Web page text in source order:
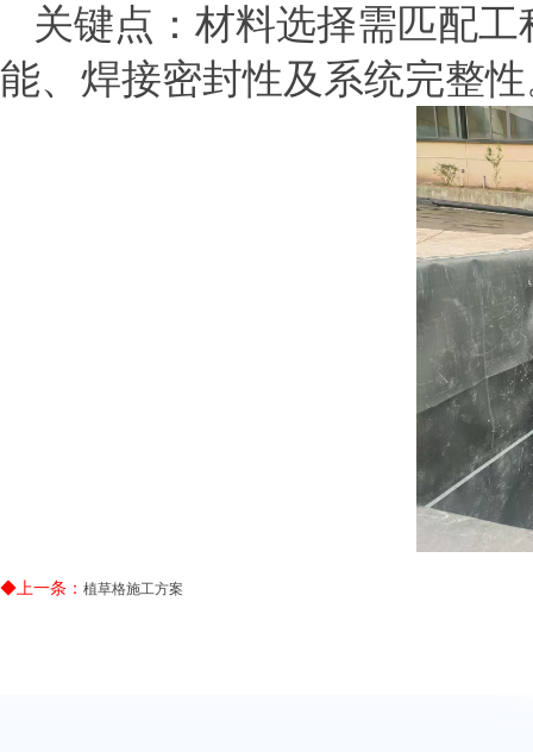
关键点：材料选择需匹配
能、焊接密封性及系统完整
◆上一条： 植草格施工方案